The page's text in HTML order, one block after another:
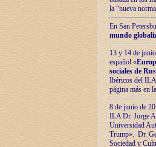
la “nueva
En San
mundo
13 y 14 de
español «
sociales de
Ibéricos del ILA
página más en
8 de junio de
ILA Dr. Jorge
Universidad
Trump». Dr.
Sociedad y